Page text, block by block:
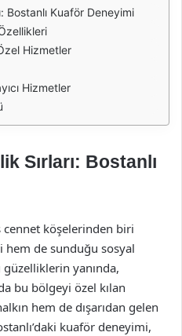
Bostanlı Kuaför Deneyimi
Hizmetler
Hizmetler
Sırları: Bostanlı
cennet köşelerinden biri
de sunduğu sosyal
yanında,
bu bölgeyi özel kılan
hem de dışarıdan gelen
kuaför deneyimi,